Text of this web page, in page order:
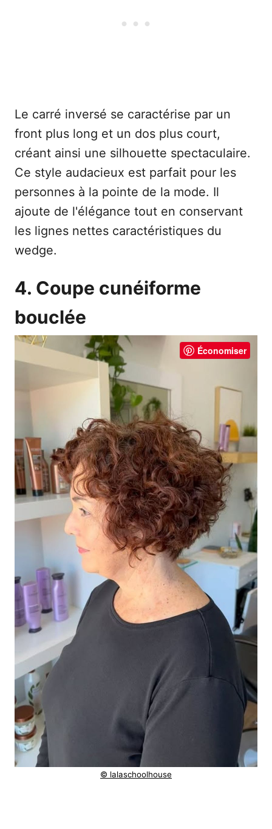
Le carré inversé se caractérise par un
front plus long et un dos plus court,
créant ainsi une silhouette spectaculaire.
Ce style audacieux est parfait pour les
personnes à la pointe de la mode. Il
ajoute de l'élégance tout en conservant
les lignes nettes caractéristiques du
wedge.
4. Coupe cunéiforme
bouclée
Économiser
© lalaschoolhouse